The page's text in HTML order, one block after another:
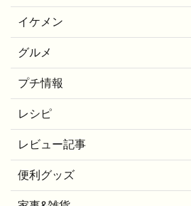
イケメン
グルメ
プチ情報
レシピ
レビュー記事
便利グッズ